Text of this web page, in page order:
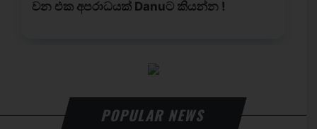
POPULAR NEWS